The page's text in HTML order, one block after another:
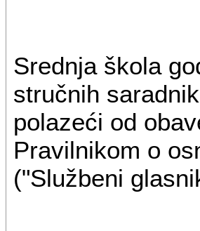
Srednja škola
stručnih
polazeći od
Pravilnikom o
("Službeni